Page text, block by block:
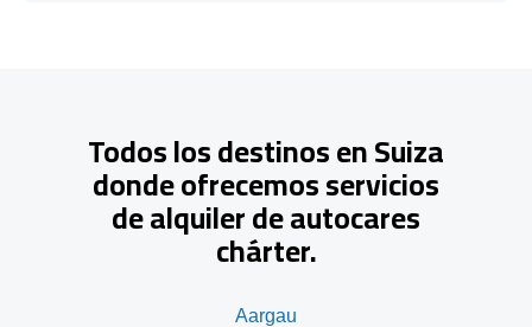
Todos los destinos en Suiza
donde ofrecemos servicios
de alquiler de autocares
chárter.
Aargau